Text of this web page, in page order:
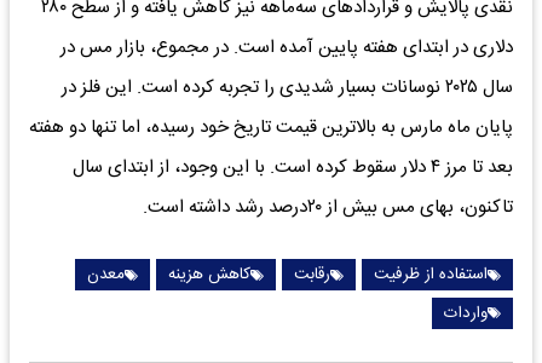
نقدی پالایش و قراردادهای سه‌‌ماهه نیز کاهش یافته و از سطح ۲۸۰
دلاری در ابتدای هفته پایین آمده است. در مجموع، بازار مس در
سال ۲۰۲۵ نوسانات بسیار شدیدی را تجربه کرده است. این فلز در
پایان ماه مارس به بالاترین قیمت تاریخ خود رسیده‌‌، اما تنها دو هفته
بعد تا مرز ۴ دلار سقوط کرده است. با این وجود، از ابتدای سال
تاکنون، بهای مس بیش از ۲۰‌درصد رشد داشته است.
استفاده از ظرفیت رقابت کاهش هزینه
معدن
واردات